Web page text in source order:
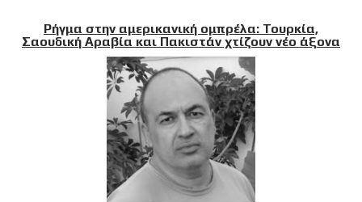
Ρήγμα στην αμερικανική ομπρέλα: Τουρκία,
Σαουδική Αραβία και Πακιστάν χτίζουν νέο άξονα